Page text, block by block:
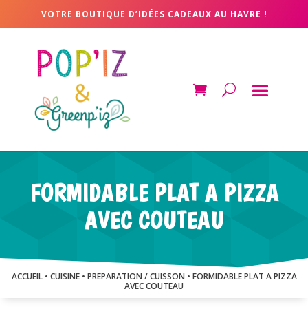
VOTRE BOUTIQUE D’IDÉES CADEAUX AU HAVRE !
FORMIDABLE PLAT A PIZZA
AVEC COUTEAU
ACCUEIL• CUISINE• PREPARATION / CUISSON • FORMIDABLE PLAT A PIZZA
AVEC COUTEAU